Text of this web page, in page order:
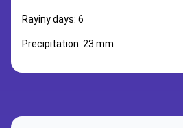
Rayiny days: 6
Precipitation: 23 mm